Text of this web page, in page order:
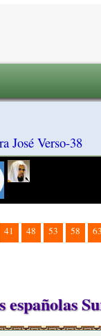
José Verso-38
41 48 53 58 63